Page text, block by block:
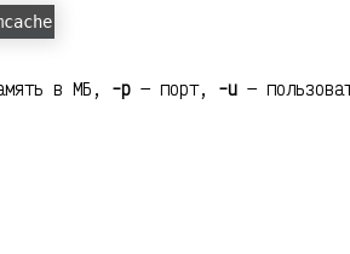
в МБ, -p — порт, -u —